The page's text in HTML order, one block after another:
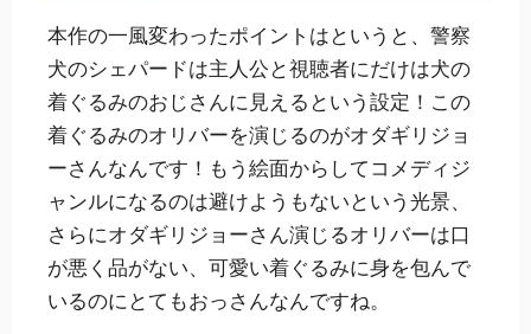
本作の一風変わったポイントはというと、警察
犬のシェパードは主人公と視聴者にだけは犬の
着ぐるみのおじさんに見えるという設定！この
着ぐるみのオリバーを演じるのがオダギリジョ
ーさんなんです！もう絵面からしてコメディジ
ャンルになるのは避けようもないという光景、
さらにオダギリジョーさん演じるオリバーは口
が悪く品がない、可愛い着ぐるみに身を包んで
いるのにとてもおっさんなんですね。